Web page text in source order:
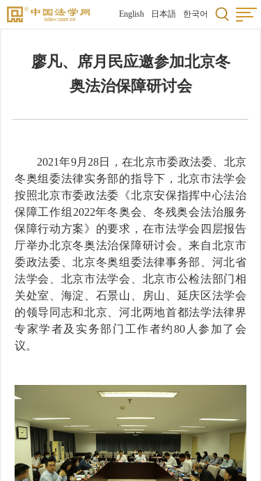
English 日本語 한국어
廖凡、席月民应邀参加北京冬
奥法治保障研讨会
2021年9月28日，在北京市委政法委、北京
冬奥组委法律实务部的指导下，北京市法学会
按照北京市委政法委《北京安保指挥中心法治
保障工作组2022年冬奥会、冬残奥会法治服务
保障行动方案》的要求，在市法学会四层报告
厅举办北京冬奥法治保障研讨会。来自北京市
委政法委、北京冬奥组委法律事务部、河北省
法学会、北京市法学会、北京市公检法部门相
关处室、海淀、石景山、房山、延庆区法学会
的领导同志和北京、河北两地首都法学法律界
专家学者及实务部门工作者约80人参加了会
议。